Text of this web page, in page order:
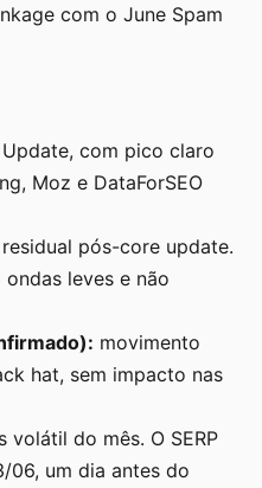
com o June Spam
com pico claro
Moz e DataForSEO
pós-core update.
ondas leves e não
movimento
hat, sem impacto nas
volátil do mês. O SERP
06, um dia antes do